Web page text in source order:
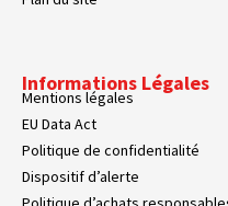
Informations Légales
Mentions légales
EU Data Act
Politique de confidentialité
Dispositif d’alerte